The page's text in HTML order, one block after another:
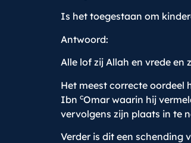
Is het toegestaan om
Antwoord:
Alle lof zij Allah en vrede en
Het meest correcte oordeel
Ibn cOmar waarin hij
vervolgens zijn plaats in te
Verder is dit een schending